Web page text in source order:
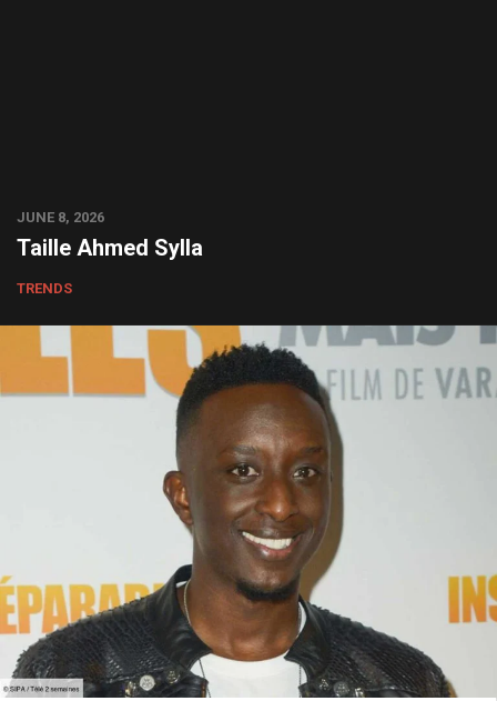
JUNE 8, 2026
Taille Ahmed Sylla
TRENDS